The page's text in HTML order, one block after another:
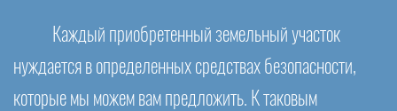
Каждый приобретенный земельный участок
нуждается в определенных средствах безопасности,
которые мы можем вам предложить. К таковым